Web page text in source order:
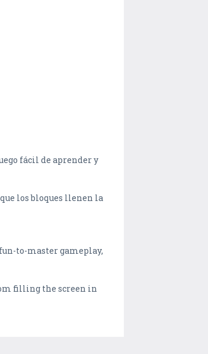
fácil de aprender y
los bloques llenen la
to-master gameplay,
filling the screen in